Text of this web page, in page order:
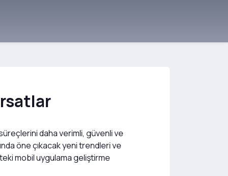
daha verimli, güvenli ve
öne çıkacak yeni trendleri ve
mobil uygulama geliştirme